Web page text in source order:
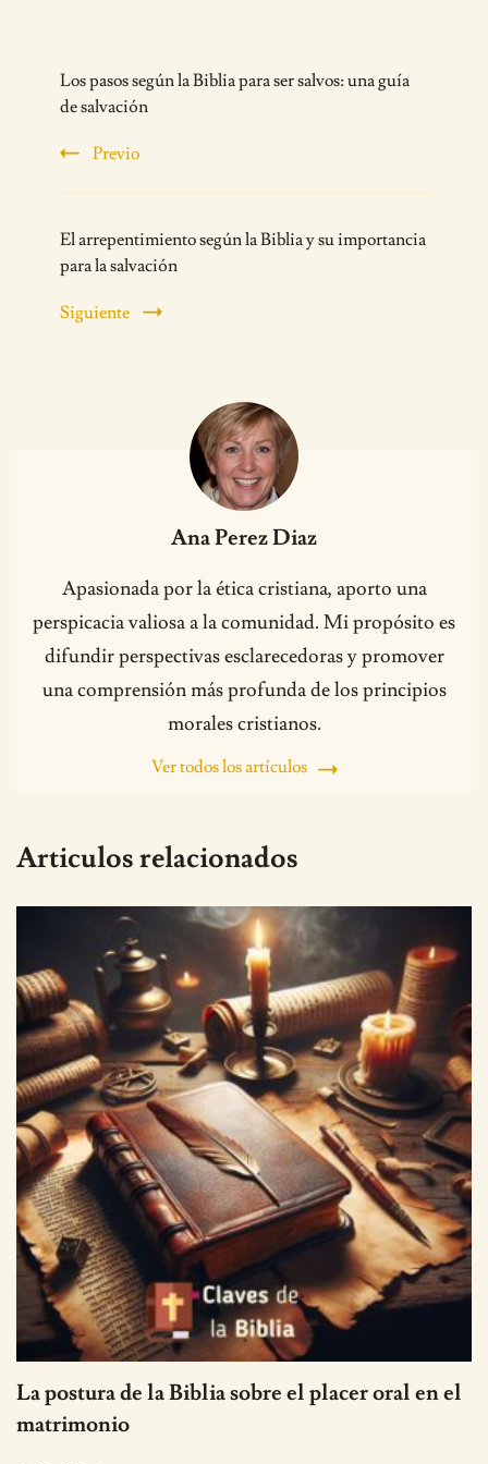
Navigation
Los pasos según la Biblia para ser salvos: una guía
de salvación
Previo
El arrepentimiento según la Biblia y su importancia
para la salvación
Siguiente
Ana Perez Diaz
Apasionada por la ética cristiana, aporto una
perspicacia valiosa a la comunidad. Mi propósito es
difundir perspectivas esclarecedoras y promover
una comprensión más profunda de los principios
morales cristianos.
Ver todos los artículos
Articulos relacionados
La postura de la Biblia sobre el placer oral en el
matrimonio